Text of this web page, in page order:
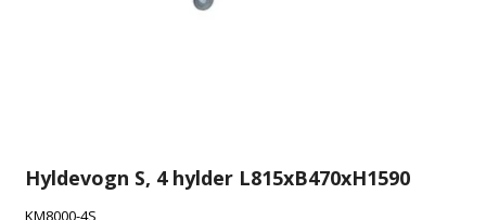
Hyldevogn S, 4 hylder L815xB470xH1590
KM8000-4S